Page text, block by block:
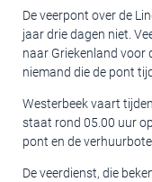
De veerpont over de
jaar drie dagen niet.
naar Griekenland voor
niemand die de pont
Westerbeek vaart
staat rond 05.00 uur
pont en de
De veerdienst, die